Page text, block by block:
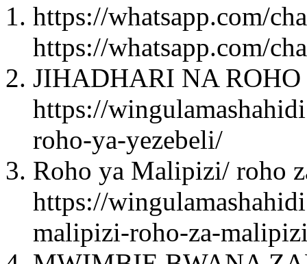
https://whatsapp.com/
https://whatsapp.com/
JIHADHARI NA
https://
roho-ya-yezebeli/
Roho ya Malipizi/ roho
https://
malipizi-roho-za-